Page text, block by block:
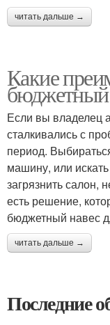
читать дальше →
Какие
бюджетный
Если вы владелец
сталкивались с
период.
машину, или
загрязнить салон,
есть решение,
бюджетный навес
читать дальше →
Последние